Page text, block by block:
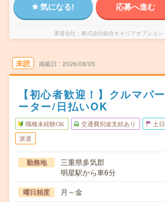
気になる! 応募へ進む
派遣会社 株式会社綜合キャリアオプショ
未読 掲載日 2026/08/05
【初心者歓迎！】クルマパ
ーター/日払いOK
職種未経験OK 交通費別途支給あり 土
派遣
勤務地
三重県多気郡
明星駅から車6分
曜日頻度 月～金